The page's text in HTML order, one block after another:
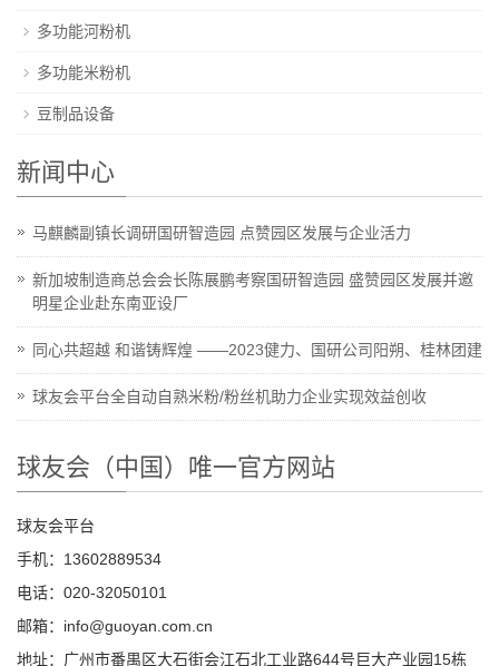
多功能河粉机
多功能米粉机
豆制品设备
新闻中心
马麒麟副镇长调研国研智造园 点赞园区发展与企业活力
新加坡制造商总会会长陈展鹏考察国研智造园 盛赞园区发展并邀
明星企业赴东南亚设厂
同心共超越 和谐铸辉煌 ——2023健力、国研公司阳朔、桂林团建
球友会平台全自动自熟米粉/粉丝机助力企业实现效益创收
球友会（中国）唯一官方网站
球友会平台
手机：13602889534
电话：020-32050101
邮箱：info@guoyan.com.cn
地址：广州市番禺区大石街会江石北工业路644号巨大产业园15栋